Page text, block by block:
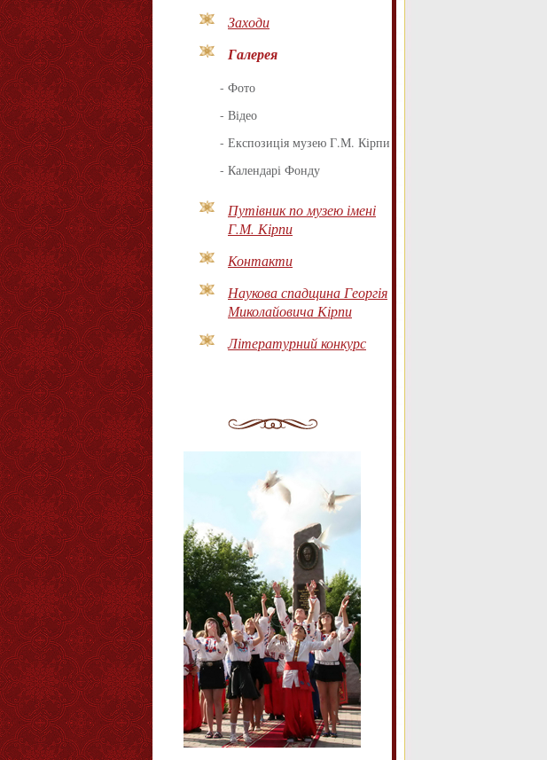
Заходи
Галерея
- Фото
- Відео
- Експозиція музею Г.М. Кірпи
- Календарі Фонду
Путівник по музею імені
Г.М. Кірпи
Контакти
Наукова спадщина Георгія
Миколайовича Кірпи
Літературний конкурс